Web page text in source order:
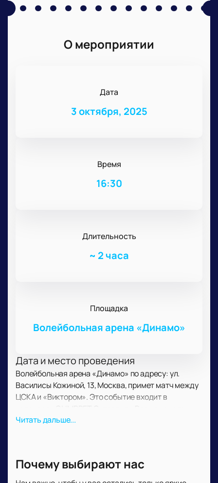
О мероприятии
Дата
3 октября, 2025
Время
16:30
Длительность
~ 2 часа
Площадка
Волейбольная арена «Динамо»
Дата и место проведения
Волейбольная арена «Динамо» по адресу: ул.
Василисы Кожиной, 13, Москва, примет матч между
ЦСКА и «Виктором». Это событие входит в
продолжительность матча указаны на афише
ЦСКА — мужская гандбольная команда из Москвы,
основанная в 2020 году. Команда стала чемпионом
страны и выиграла Кубок России, Суперкубок и
Читать дальше...
Почему выбирают нас